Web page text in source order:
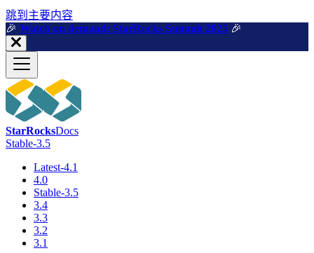
跳到主要内容
🎉️ Watch on demand: StarRocks Summit 2025 🎉️
StarRocksDocs
Stable-3.5
Latest-4.1
4.0
Stable-3.5
3.4
3.3
3.2
3.1